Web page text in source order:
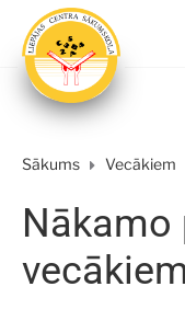
Sākums Vecākiem
Nākamo